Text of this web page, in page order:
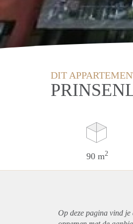
DIT
90 m2
Op deze pagina vind